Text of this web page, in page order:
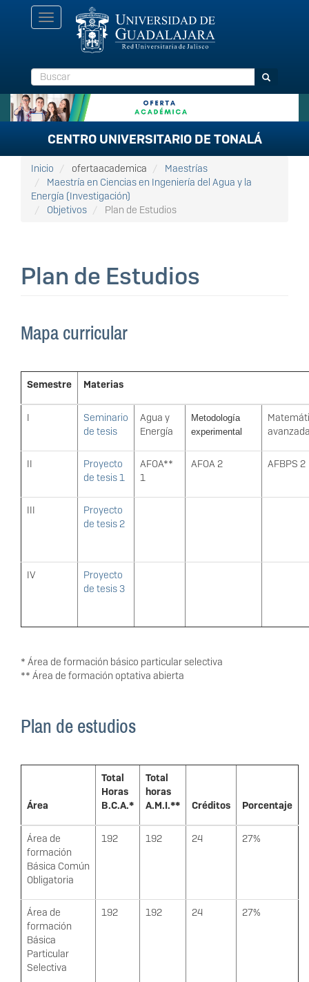
Toggle
navigation
Buscar Buscar
CENTRO UNIVERSITARIO DE TONALÁ
Inicio ofertaacademica
Maestrías
Maestría en Ciencias en Ingeniería del Agua y la
Energía (Investigación)
Objetivos
Plan de Estudios
Plan de Estudios
Mapa curricular
Semestre Materias
I
Seminario
de tesis
Agua y
Energía
Metodología
experimental
II
Proyecto
de tesis 1
AFOA**
1
AFOA 2 AFBPS 2
III
Proyecto
de tesis 2
IV
Proyecto
de tesis 3
* Área de formación básico particular selectiva
** Área de formación optativa abierta
Plan de estudios
Área
Total
Horas
B.C.A.*
Total
horas
A.M.I.**
Créditos Porcentaje
Área de
formación
Básica Común
Obligatoria
192 192 24 27%
Área de
formación
Básica
Particular
Selectiva
192 192 24 27%